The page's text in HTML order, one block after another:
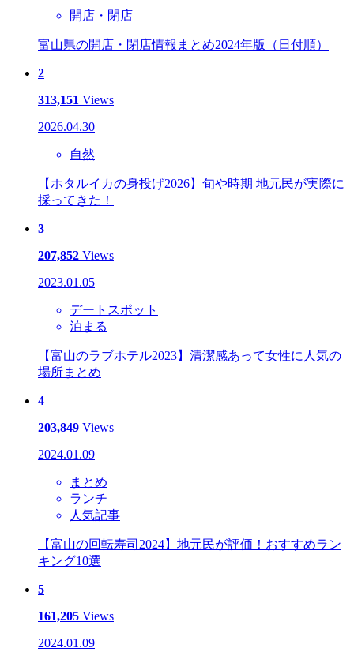
開店・閉店
富山県の開店・閉店情報まとめ2024年版（日付順）
2
313,151 Views
2026.04.30
自然
【ホタルイカの身投げ2026】旬や時期 地元民が実際に
採ってきた！
3
207,852 Views
2023.01.05
デートスポット
泊まる
【富山のラブホテル2023】清潔感あって女性に人気の
場所まとめ
4
203,849 Views
2024.01.09
まとめ
ランチ
人気記事
【富山の回転寿司2024】地元民が評価！おすすめラン
キング10選
5
161,205 Views
2024.01.09